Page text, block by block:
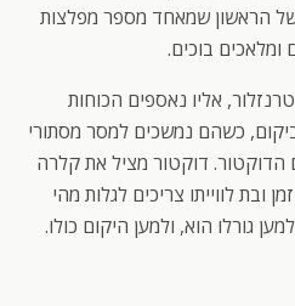
הראשון שמאחד מספר מפלצות
ומלאכים בוכים.
אליו נאספים הכוחות
כשהם נמשכים למסר מסתורי
הדוקטור. דוקטור מציל את קלרה
ובת לווייתו צריכים לגלות מהי
גורלו הוא, ולמען היקום כולו.